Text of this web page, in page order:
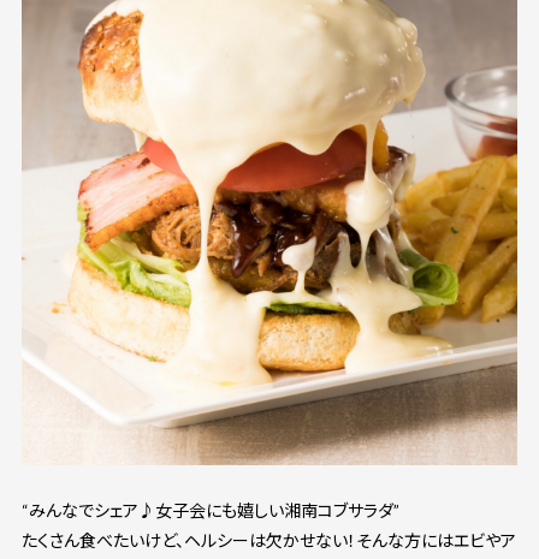
“みんなでシェア♪女子会にも嬉しい湘南コブサラダ”
たくさん食べたいけど、ヘルシーは欠かせない！そんな方にはエビやア